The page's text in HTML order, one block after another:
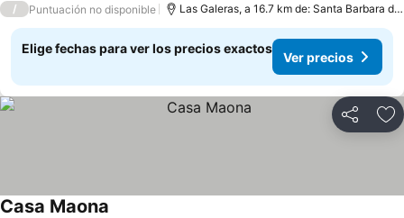
/ Puntuación no disponible Las Galeras, a 16.7 km de: Santa Barbara de Samana
Elige fechas para ver los precios exactos
Ver precios
Compartir
Casa Maona